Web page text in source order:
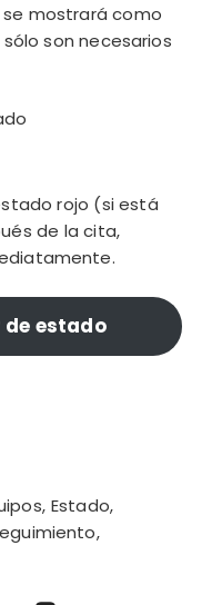
mostrará como
son necesarios
rojo (si está
de la cita,
estado
Estado